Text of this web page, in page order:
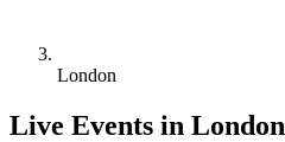
London
Live Events in London